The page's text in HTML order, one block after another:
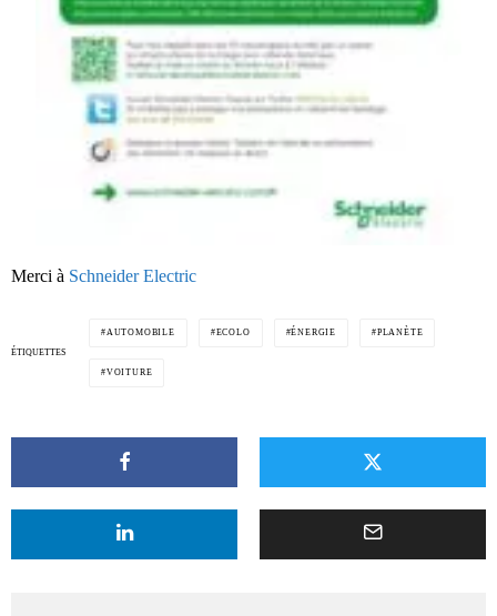
Merci à Schneider Electric
ÉTIQUETTES
AUTOMOBILE ECOLO ÉNERGIE PLANÈTE
VOITURE